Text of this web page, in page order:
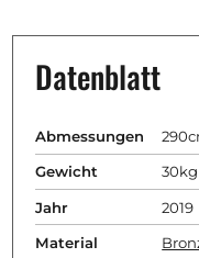
Datenblatt
Abmessungen
Gewicht 30kg
Jahr 2019
Material